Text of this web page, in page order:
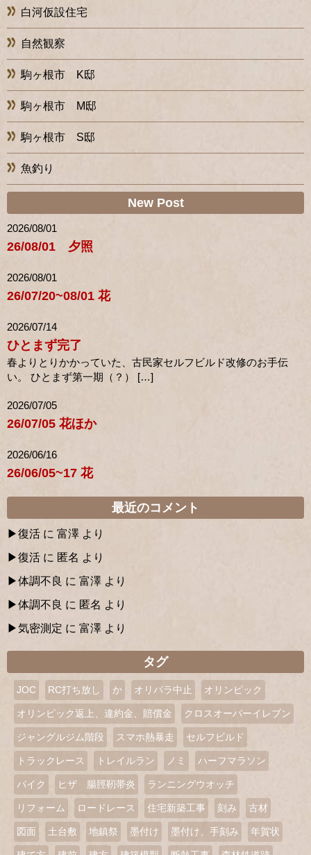
白河仮設住宅
自然観察
駒ヶ根市 K邸
駒ヶ根市 M邸
駒ヶ根市 S邸
魚釣り
New Post
2026/08/01
26/08/01 夕照
2026/08/01
26/07/20~08/01 花
2026/07/14
ひとまず完了
春よりとりかかっていた、古民家セルフビルド改修のお手伝
い。 ひとまず第一期（？） […]
2026/07/05
26/07/05 花ほか
2026/06/16
26/06/05~17 花
最近のコメント
復活 に 富澤 より
復活 に 匿名 より
体調不良 に 富澤 より
体調不良 に 匿名 より
気密測定 に 富澤 より
タグ
JOC RC打ち放し か オリパラ中止 オリンピック
オリンピック返上、違約金、賠償金 クロスオーバーイレブン
ジャングルジム階段 スマホ熱暴走 セルフビルド
トラックレース トレイルラン ノミ ハーフマラソン
バイク ヒザ 腸脛靭帯炎 ランニングウオッチ
リフォーム ロードレース 住宅新築工事 刻み 古材
図面 土台敷 地鎮祭 墨付け 墨付け、手刻み 年賀状